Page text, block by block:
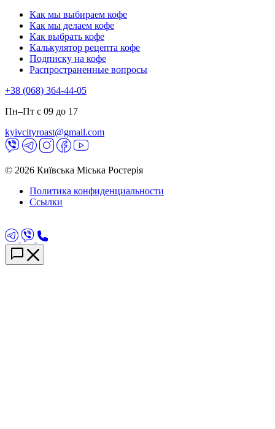
Как мы выбираем кофе
Как мы делаем кофе
Как выбрать кофе
Калькулятор рецепта кофе
Подписку на кофе
Распространенные вопросы
+38 (068) 364-44-05
Пн–Пт с 09 до 17
kyivcityroast@gmail.com
© 2026 Київська Міська Ростерія
Политика конфиденциальности
Ссылки